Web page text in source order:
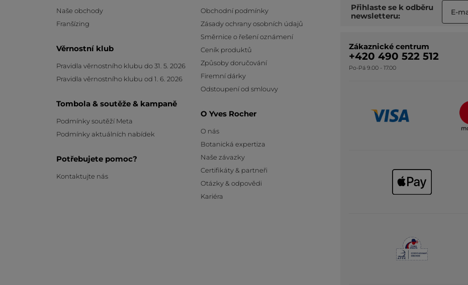
Naše obchody
Franšízing
Věrnostní klub
Pravidla věrnostního klubu do 31. 5. 2026
Pravidla věrnostního klubu od 1. 6. 2026
Tombola & soutěže & kampaně
Podmínky soutěží Meta
Podmínky aktuálních nabídek
Potřebujete pomoc?
Kontaktujte nás
Obchodní podmínky
Zásady ochrany osobních údajů
Směrnice o řešení oznámení
Ceník produktů
Způsoby doručování
Firemní dárky
Odstoupení od smlouvy
O Yves Rocher
O nás
Botanická expertiza
Naše závazky
Certifikáty & partneři
Otázky & odpovědi
Kariéra
Přihlaste se k odběru
newsletteru:
Zákaznické centrum
+420 490 522 512
Po-Pá 9.00 - 17.00